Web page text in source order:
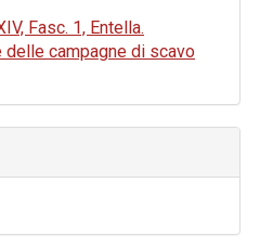
Fasc. 1, Entella.
delle campagne di scavo